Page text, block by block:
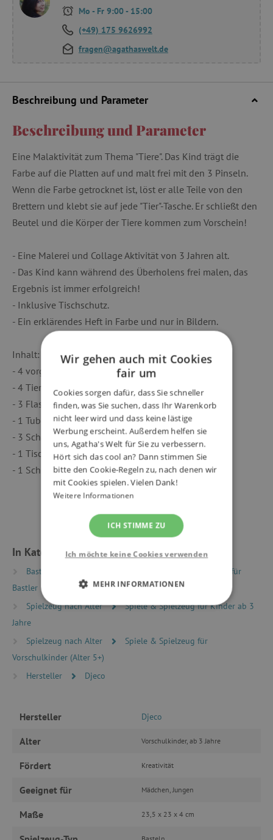
Mo - Fr 9:00 - 15:00
(+49) 175 9626992
fragen@agathaswelt.de
Beschreibung und Parameter
Beschreibung und Parameter
Eine Malaktivität zum Thema "Tiere". Das Kind trägt die
Farbe auf die Platten auf und malt frei mit den 3 Pinseln.
Wenn die Farbe getrocknet ist, löst er alle Teile von den
Brettern und klebt sie auf jede "Tier"-Tasche. Er schließt den
Beutel und die Körper der Tiere kommen zum Vorschein!
- Eine Malerei und Collage Aktivität von 3 Jahren alt.
- Das Kind kann während des Überholens frei malen, das
Ergebnis ist immer erfolgreich!
- Inklusive Tischschutz.
- Ein erklärendes Heft in Farbe und nur in Bildern.
Inhalt:
- 4 vorgeschnittene Tafeln zum Bemalen
- 4 Tierkarten zum Verzieren
- 3 Flaschen Gouache (blau, gelb und rot)
- 1 Tube Kleber
- 3 Schaumstoffpinsel
- 1 Tischabdeckung
- 1 Schritt-für-Schritt-Erklärungsheft
In Kategorien eingeteilt
Basteln
Kreativsets für
Bastler
Spielzeug nach Alter
Spiele & Spielzeug für Kinder ab 3
Jahre
Spielzeug nach Alter
Spiele & Spielzeug für
Vorschulkinder (Alter 5+)
Hersteller
Djeco
Hersteller Djeco
Alter Vorschulkinder, ab 3 Jahre
Fördert Kreativität
Geeignet für Mädchen, Jungen
Maße 23,5 x 23 x 4 cm
Basteln
Wir gehen auch mit Cookies
fair um
Cookies sorgen dafür, dass Sie schneller
finden, was Sie suchen, dass Ihr Warenkorb
nicht leer wird und dass keine lästige
Werbung erscheint. Außerdem helfen sie
uns, Agatha's Welt für Sie zu verbessern.
Hört sich das cool an? Dann stimmen Sie
bitte den Cookie-Regeln zu, nach denen wir
mit Cookies spielen. Vielen Dank!
Weitere Informationen
ICH STIMME ZU
Ich möchte keine Cookies verwenden
MEHR INFORMATIONEN
UNBEDINGT ERFORDERLICH
PERFORMANCE
Funktionalität
Unbedingt erforderliche Cookies ermöglichen
Benutzeranmeldung und die Kontoverwaltung.